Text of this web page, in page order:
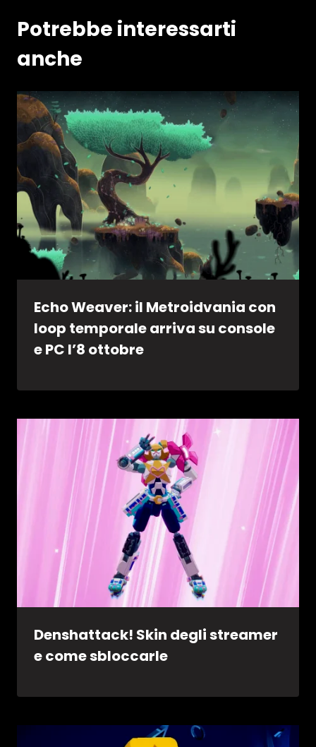
Potrebbe interessarti
anche
Echo Weaver: il Metroidvania con
loop temporale arriva su console
e PC l’8 ottobre
Denshattack! Skin degli streamer
e come sbloccarle